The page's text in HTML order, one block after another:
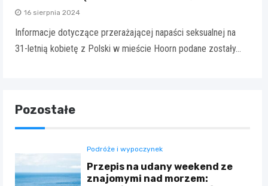
16 sierpnia 2024
Informacje dotyczące przerażającej napaści seksualnej na
31-letnią kobietę z Polski w mieście Hoorn podane zostały…
Pozostałe
Podróże i wypoczynek
Przepis na udany weekend ze
znajomymi nad morzem: